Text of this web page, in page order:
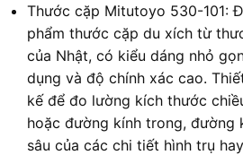
Thước cặp Mitutoyo 530-101:
phẩm thước cặp du xích từ
của Nhật, có kiểu dáng nhỏ
dụng và độ chính xác cao.
kế để đo lường kích thước
hoặc đường kính trong, đường
sâu của các chi tiết hình trụ